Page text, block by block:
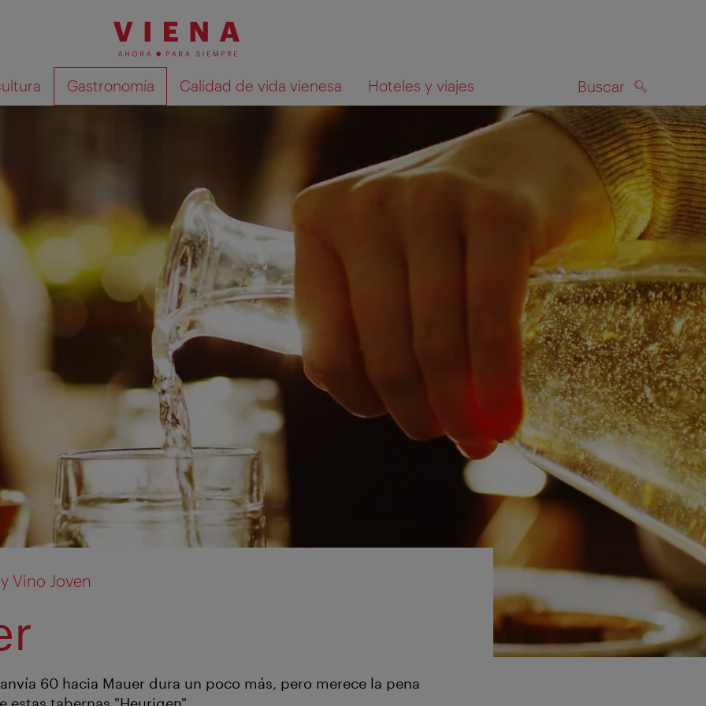
Gastronomía Calidad de vida vienesa Hoteles y viajes Buscar
BUSCAR
Vino Joven
60 hacia Mauer dura un poco más, pero merece la pena